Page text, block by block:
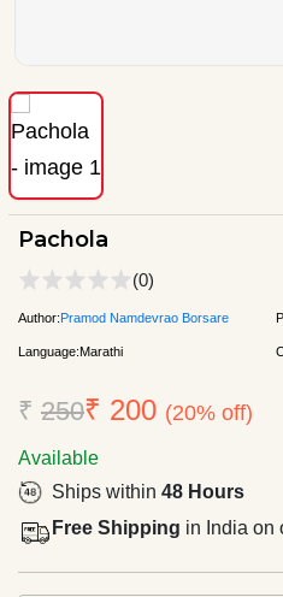
Pachola
(0)
Author:Pramod Namdevrao Borsare
Language:Marathi
₹ 250₹ 200 (20% off)
Available
Ships within 48 Hours
Free Shipping in India on